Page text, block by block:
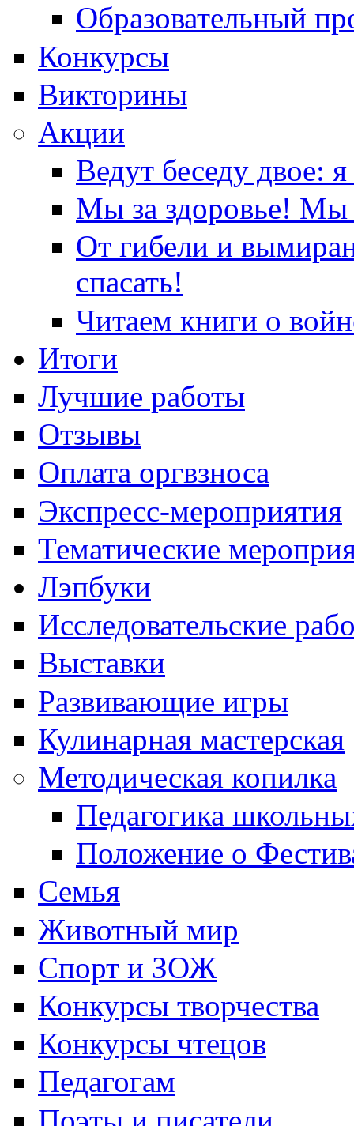
Образовательный
Конкурсы
Викторины
Акции
Ведут беседу двое:
Мы за здоровье! Мы
От гибели и
спасать!
Читаем книги о
Итоги
Лучшие работы
Отзывы
Оплата оргвзноса
Экспресс-мероприятия
Тематические
Лэпбуки
Исследовательские
Выставки
Развивающие игры
Кулинарная мастерская
Методическая копилка
Педагогика
Положение о
Семья
Животный мир
Спорт и ЗОЖ
Конкурсы творчества
Конкурсы чтецов
Педагогам